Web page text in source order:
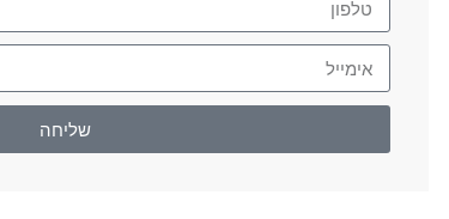
שליחה